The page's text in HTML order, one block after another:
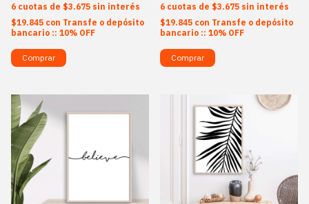
6 $3.675 sin interés
$19.845 con Transfe o depósito
bancario :: 10% OFF
Comprar
6 $3.675 sin interés
$19.845 con Transfe o depósito
bancario :: 10% OFF
Comprar